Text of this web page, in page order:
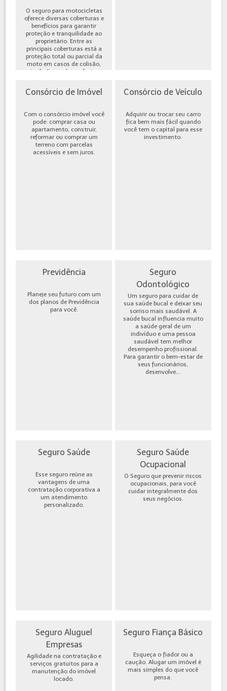
O seguro para motocicletas
oferece diversas coberturas e
benefícios para garantir
proteção e tranquilidade ao
proprietário. Entre as
principais coberturas está a
proteção total ou parcial da
moto em casos de colisão,
incêndio, roubo ou furto,
Consórcio de Imóvel
Com o consórcio imóvel você
pode: comprar casa ou
apartamento, construir,
reformar ou comprar um
terreno com parcelas
acessíveis e sem juros.
Consórcio de Veículo
Adquirir ou trocar seu carro
fica bem mais fácil quando
você tem o capital para esse
investimento.
Previdência
Planeje seu futuro com um
dos planos de Previdência
para você.
Seguro
Odontológico
Um seguro para cuidar de
sua saúde bucal e deixar seu
sorriso mais saudável. A
saúde bucal influencia muito
a saúde geral de um
indivíduo e uma pessoa
saudável tem melhor
desempenho profissional.
Para garantir o bem-estar de
seus funcionários,
desenvolve...
Seguro Saúde
Esse seguro reúne as
vantagens de uma
contratação corporativa a
um atendimento
personalizado.
Seguro Saúde
Ocupacional
O Seguro que prevenir riscos
ocupacionais, para você
cuidar integralmente dos
seus negócios.
Seguro Aluguel
Empresas
Agilidade na contratação e
serviços gratuitos para a
manutenção do imóvel
locado.
Seguro Fiança Básico
Esqueça o fiador ou a
caução. Alugar um imóvel é
mais simples do que você
pensa.